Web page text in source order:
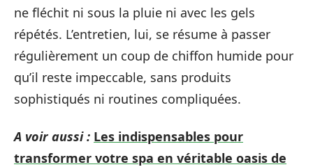
ne fléchit ni sous la pluie ni avec les gels
répétés. L’entretien, lui, se résume à passer
régulièrement un coup de chiffon humide pour
qu’il reste impeccable, sans produits
sophistiqués ni routines compliquées.
A voir aussi : Les indispensables pour
transformer votre spa en véritable oasis de